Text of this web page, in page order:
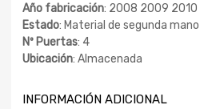
Año fabricación: 2008 2009 2010
Estado: Material de segunda mano
Nº Puertas: 4
Ubicación: Almacenada
INFORMACIÓN ADICIONAL